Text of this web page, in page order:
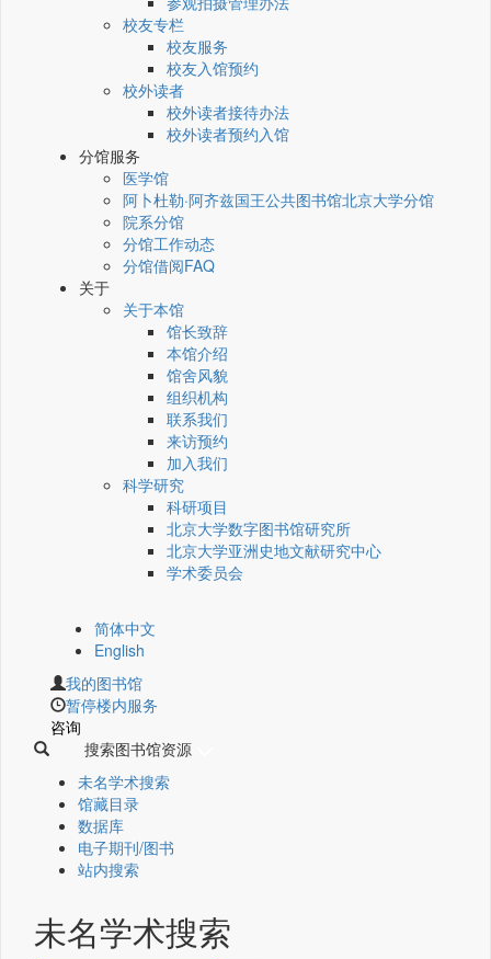
校友专栏
校友服务
校友入馆预约
校外读者
校外读者接待办法
校外读者预约入馆
分馆服务
医学馆
阿卜杜勒·阿齐兹国王公共图书馆北京大学分馆
院系分馆
分馆工作动态
分馆借阅FAQ
关于
关于本馆
馆长致辞
本馆介绍
馆舍风貌
组织机构
联系我们
来访预约
加入我们
科学研究
科研项目
北京大学数字图书馆研究所
北京大学亚洲史地文献研究中心
学术委员会
简体中文
English
我的图书馆
暂停楼内服务
咨询
搜索图书馆资源
未名学术搜索
馆藏目录
数据库
电子期刊/图书
站内搜索
未名学术搜索